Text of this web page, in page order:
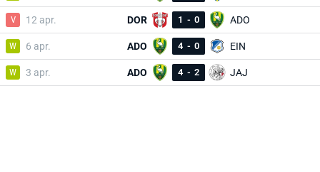
V 12 apr. DOR 1 - 0 ADO
W 6 apr. ADO 4 - 0 EIN
W 3 apr. ADO 4 - 2 JAJ